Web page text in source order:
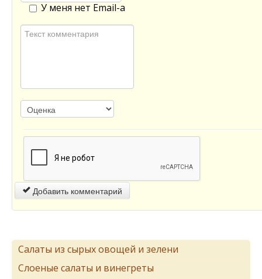
У меня нет Email-а
Добавить комментарий
Салаты из сырых овощей и зелени
Слоеные салаты и винегреты